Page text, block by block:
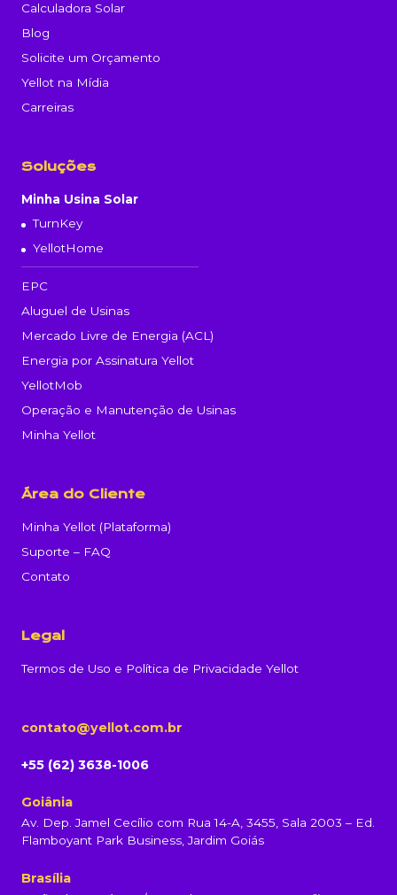
Calculadora Solar
Blog
Solicite um Orçamento
Yellot na Mídia
Carreiras
Soluções
Minha Usina Solar
TurnKey
YellotHome
EPC
Aluguel de Usinas
Mercado Livre de Energia (ACL)
Energia por Assinatura Yellot
YellotMob
Operação e Manutenção de Usinas
Minha Yellot
Área do Cliente
Minha Yellot (Plataforma)
Suporte – FAQ
Contato
Legal
Termos de Uso e Política de Privacidade Yellot
contato@yellot.com.br
+55 (62) 3638-1006
Goiânia
Av. Dep. Jamel Cecílio com Rua 14-A, 3455, Sala 2003 – Ed.
Flamboyant Park Business, Jardim Goiás
Brasília